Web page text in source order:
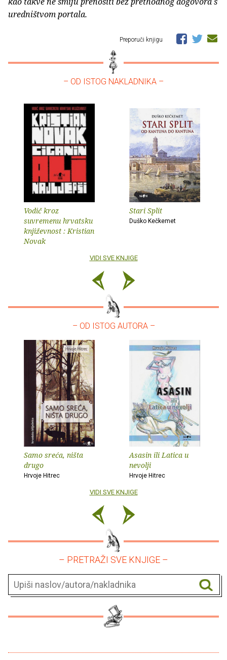
uredništvom portala.
Preporuči knjigu
– OD ISTOG NAKLADNIKA –
Vodič kroz
suvremenu hrvatsku
književnost : Kristian
Novak
Stari Split
Duško Kečkemet
VIDI SVE KNJIGE
– OD ISTOG AUTORA –
Samo sreća, ništa
drugo
Hrvoje Hitrec
Asasin ili Latica u
nevolji
Hrvoje Hitrec
VIDI SVE KNJIGE
– PRETRAŽI SVE KNJIGE –